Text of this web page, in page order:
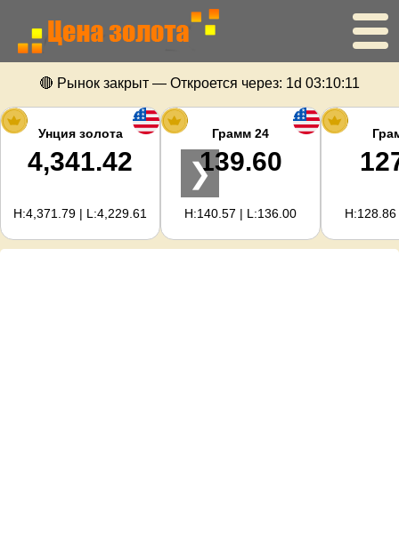
Главная
Цена золота
Цена серебра
Калькулятор золота
🔴 Рынок закрыт — Откроется через: 1d 03:10:10
Унция золота
4,341.42
H:4,371.79 | L:4,229.61
Грамм 24
139.60
H:140.57 | L:136.00
❯